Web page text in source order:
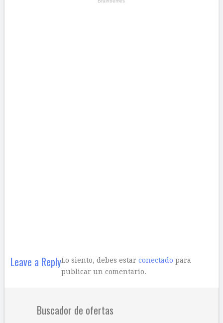
Leave a ReplyLo siento, debes estar conectado para
publicar un comentario.
Buscador de ofertas